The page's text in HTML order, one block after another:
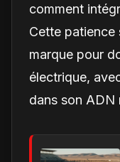
comment
Cette patience
marque pour
électrique,
dans son ADN